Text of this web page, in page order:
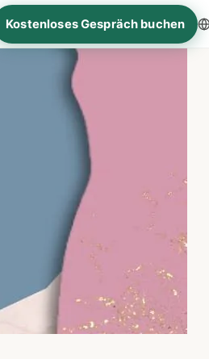
Kostenloses Gespräch buchen